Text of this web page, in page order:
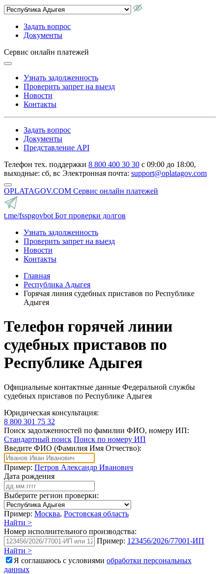
Задать вопрос
Документы
Сервис онлайн платежей
Узнать задолженность
Проверить запрет на выезд
Новости
Контакты
Задать вопрос
Документы
Представление API
Телефон тех. поддержки 8 800 400 30 30 с 09:00 до 18:00,
выходные: сб, вс Электронная почта: support@oplatagov.com
OPLATAGOV.COM Сервис онлайн платежей
t.me/fsspgovbot Бот проверки долгов
Узнать задолженность
Проверить запрет на выезд
Новости
Контакты
Главная
Республика Адыгея
Горячая линия судебных приставов по Республике
Адыгея
Телефон горячей линии
судебных приставов по
Республике Адыгея
Официальные контактные данные Федеральной службы
судебных приставов по Республике Адыгея
Юридическая консультация:
8 800 301 75 32
Поиск задолженностей по фамилии ФИО, номеру ИП:
Стандартный поиск Поиск по номеру ИП
Введите ФИО (Фамилия Имя Отчество):
Пример: Петров Александр Иванович
Дата рождения
Выберите регион проверки:
Пример: Москва, Ростовская область
Найти >
Номер исполнительного производства:
Пример: 123456/2026/77001-ИП
Найти >
Я соглашаюсь с условиями обработки персональных
данных